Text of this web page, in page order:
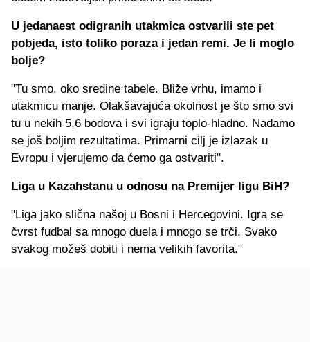
U jedanaest odigranih utakmica ostvarili ste pet
pobjeda, isto toliko poraza i jedan remi. Je li moglo
bolje?
"Tu smo, oko sredine tabele. Bliže vrhu, imamo i
utakmicu manje. Olakšavajuća okolnost je što smo svi
tu u nekih 5,6 bodova i svi igraju toplo-hladno. Nadamo
se još boljim rezultatima. Primarni cilj je izlazak u
Evropu i vjerujemo da ćemo ga ostvariti".
Liga u Kazahstanu u odnosu na Premijer ligu BiH?
"Liga jako slična našoj u Bosni i Hercegovini. Igra se
čvrst fudbal sa mnogo duela i mnogo se trči. Svako
svakog možeš dobiti i nema velikih favorita."